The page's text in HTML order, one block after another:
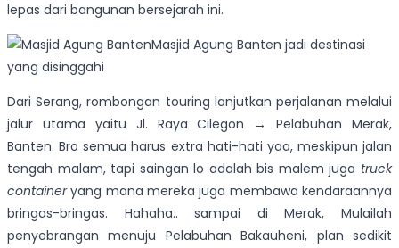
lepas dari bangunan bersejarah ini.
Masjid Agung Banten jadi destinasi
yang disinggahi
Dari Serang, rombongan touring lanjutkan perjalanan melalui
jalur utama yaitu Jl. Raya Cilegon → Pelabuhan Merak,
Banten. Bro semua harus extra hati-hati yaa, meskipun jalan
tengah malam, tapi saingan lo adalah bis malem juga truck
containeryang mana mereka juga membawa kendaraannya
bringas-bringas. Hahaha.. sampai di Merak, Mulailah
penyebrangan menuju Pelabuhan Bakauheni, plan sedikit